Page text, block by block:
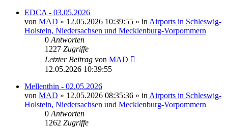
EDCA - 03.05.2026
von MAD » 12.05.2026 10:39:55 » in Airports in Schleswig-
Holstein, Niedersachsen und Mecklenburg-Vorpommern
0 Antworten
1227 Zugriffe
Letzter Beitrag von MAD
12.05.2026 10:39:55
Mellenthin - 02.05.2026
von MAD » 12.05.2026 08:35:36 » in Airports in Schleswig-
Holstein, Niedersachsen und Mecklenburg-Vorpommern
0 Antworten
1262 Zugriffe